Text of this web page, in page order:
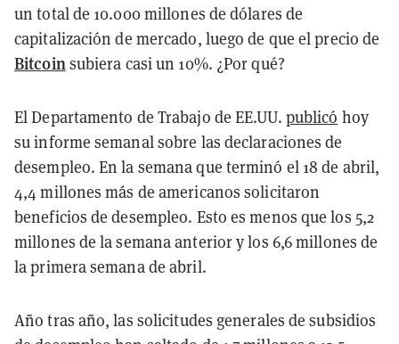
un total de 10.000 millones de dólares de
capitalización de mercado, luego de que el precio de
Bitcoinsubiera casi un 10%. ¿Por qué?
El Departamento de Trabajo de EE.UU. publicó hoy
su informe semanal sobre las declaraciones de
desempleo. En la semana que terminó el 18 de abril,
4,4 millones más de americanos solicitaron
beneficios de desempleo. Esto es menos que los 5,2
millones de la semana anterior y los 6,6 millones de
la primera semana de abril.
Año tras año, las solicitudes generales de subsidios